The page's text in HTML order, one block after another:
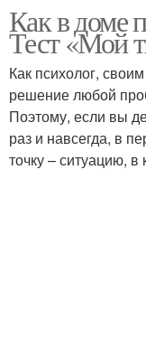
Как в доме
Тест «Мой
Как психолог,
решение любой
Поэтому, если вы
раз и навсегда, в
точку – ситуацию,